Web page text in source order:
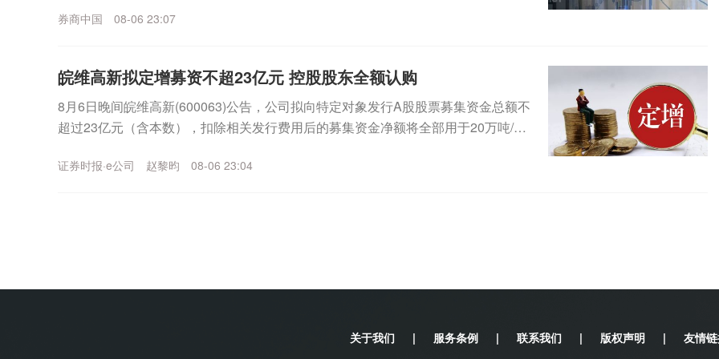
券商中国 08-06 23:07
皖维高新拟定增募资不超23亿元 控股股东全额认购
8月6日晚间皖维高新(600063)公告，公司拟向特定对象发行A股股票募集资金总额不
超过23亿元（含本数），扣除相关发行费用后的募集资金净额将全部用于20万吨/年
证券时报·e公司 赵黎昀 08-06 23:04
关于我们 | 服务条例 | 联系我们 | 版权声明 | 友情